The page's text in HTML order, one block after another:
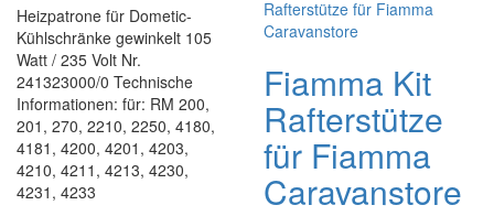
Heizpatrone für Dometic-
Kühlschränke gewinkelt 105
Watt / 235 Volt Nr.
241323000/0 Technische
Informationen: für: RM 200,
201, 270, 2210, 2250, 4180,
4181, 4200, 4201, 4203,
4210, 4211, 4213, 4230,
4231, 4233
Fiamma Kit
Rafterstütze
für Fiamma
Caravanstore